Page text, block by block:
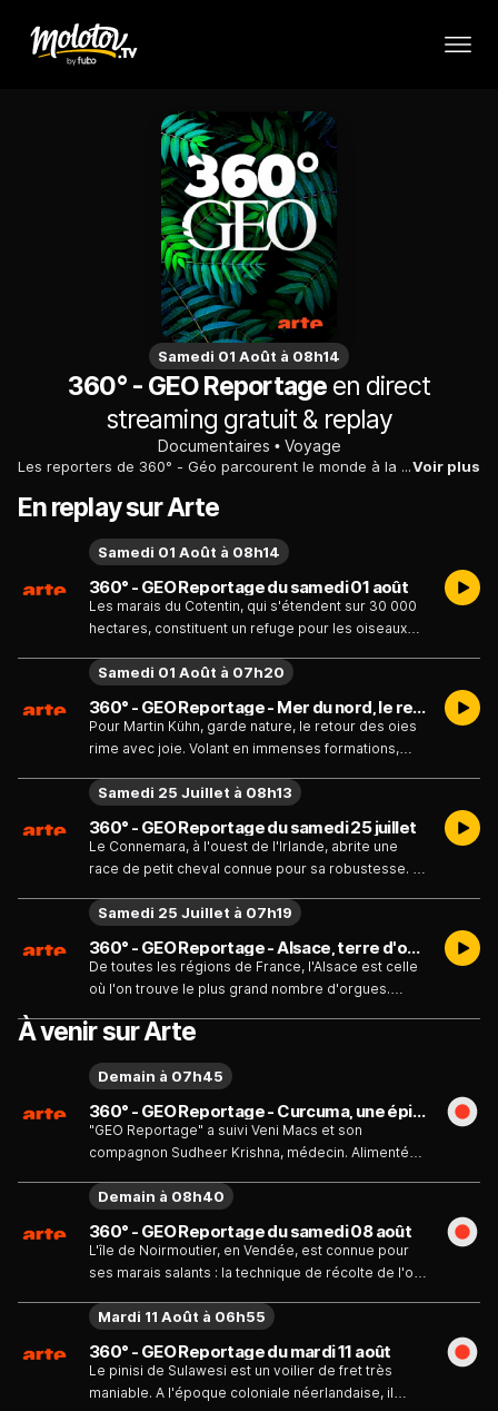
Samedi 01 Août à 08h14
360° - GEO Reportageen direct
streaming gratuit & replay
Documentaires Voyage
Les reporters de 360° - Géo parcourent le monde à la recherche d’histoires extraordinaires et de rencontres insolites, de l’Ecosse à l’Angola, à la ville comme à la campagne.Voir plus
En replay sur Arte
360° - GEO Reportage du samedi 01 août
Les marais du Cotentin, qui s'étendent sur 30 000
hectares, constituent un refuge pour les oiseaux
Samedi 01 Août à 08h14
360° - GEO Reportage - Mer du nord, le retour des oies sauvages - Émission du samedi 1 août
Pour Martin Kühn, garde nature, le retour des oies
rime avec joie. Volant en immenses formations,
au mois d'avril, avant de poursuivre leur voyage
qui réjouit les naturalistes est une très mauvaise
nouvelle pour les paysans : les oies font
désormais escale dans leurs champs et en
dévorent la moindre pousse.
Samedi 01 Août à 07h20
360° - GEO Reportage du samedi 25 juillet
Le Connemara, à l'ouest de l'Irlande, abrite une
race de petit cheval connue pour sa robustesse. A
chevaux du monde entier.
Samedi 25 Juillet à 08h13
360° - GEO Reportage - Alsace, terre d'orgues - Émission du samedi 25 juillet
De toutes les régions de France, l'Alsace est celle
où l'on trouve le plus grand nombre d'orgues.
manufactures les plus anciennes.
Samedi 25 Juillet à 07h19
À venir sur Arte
360° - GEO Reportage - Curcuma, une épice en or - Émission du samedi 8 août
"GEO Reportage" a suivi Veni Macs et son
compagnon Sudheer Krishna, médecin. Alimentée
ont fondée à Chintapalle produit du curcuma
Demain à 07h45
360° - GEO Reportage du samedi 08 août
L'île de Noirmoutier, en Vendée, est connue pour
ses marais salants : la technique de récolte de l'or
au fil des siècles.
Demain à 08h40
360° - GEO Reportage du mardi 11 août
Le pinisi de Sulawesi est un voilier de fret très
maniable. A l'époque coloniale néerlandaise, il
Mardi 11 Août à 06h55